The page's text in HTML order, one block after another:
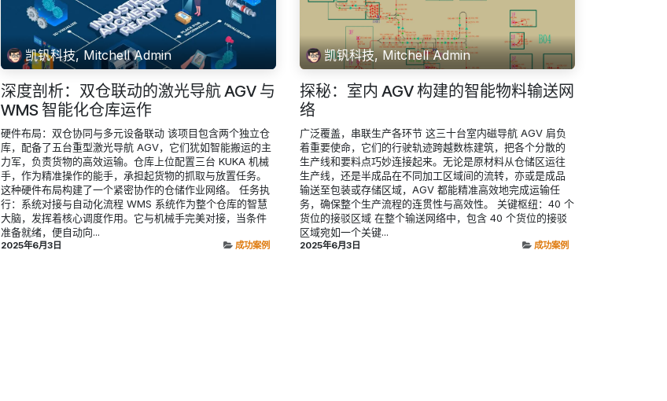
凯钒科技, Mitchell Admin
深度剖析：双仓联动的激光导航 AGV 与
WMS 智能化仓库运作
硬件布局：双仓协同与多元设备联动 该项目包含两个独立仓
库，配备了五台重型激光导航 AGV，它们犹如智能搬运的主
力军，负责货物的高效运输。仓库上位配置三台 KUKA 机械
手，作为精准操作的能手，承担起货物的抓取与放置任务。
这种硬件布局构建了一个紧密协作的仓储作业网络。 任务执
行：系统对接与自动化流程 WMS 系统作为整个仓库的智慧
大脑，发挥着核心调度作用。它与机械手完美对接，当条件
准备就绪，便自动向...
2025年6月3日 成功案例
凯钒科技, Mitchell Admin
探秘：室内 AGV 构建的智能物料输送网
络
广泛覆盖，串联生产各环节 这三十台室内磁导航 AGV 肩负
着重要使命，它们的行驶轨迹跨越数栋建筑，把各个分散的
生产线和要料点巧妙连接起来。无论是原材料从仓储区运往
生产线，还是半成品在不同加工区域间的流转，亦或是成品
输送至包装或存储区域，AGV 都能精准高效地完成运输任
务，确保整个生产流程的连贯性与高效性。 关键枢纽：40 个
货位的接驳区域 在整个输送网络中，包含 40 个货位的接驳
区域宛如一个关键...
2025年6月3日 成功案例